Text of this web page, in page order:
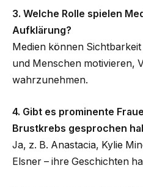
3. Welche Rolle spielen
Aufklärung?
Medien können
und Menschen motivieren,
wahrzunehmen.
4. Gibt es prominente
Brustkrebs gesprochen
Ja, z. B. Anastacia, Kylie
Elsner – ihre Geschichten